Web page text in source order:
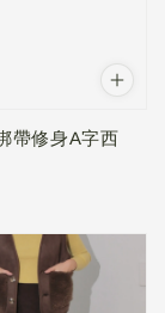
帶修身A字西